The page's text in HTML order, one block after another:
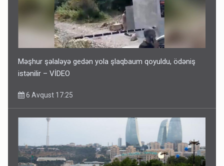
Məşhur şəlaləyə gedən yola şlaqbaum qoyuldu, ödəniş
istənilir – VİDEO
6 Avqust 17:25